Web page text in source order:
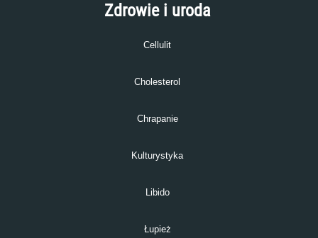
Zdrowie i uroda
Cellulit
Cholesterol
Chrapanie
Kulturystyka
Libido
Łupież